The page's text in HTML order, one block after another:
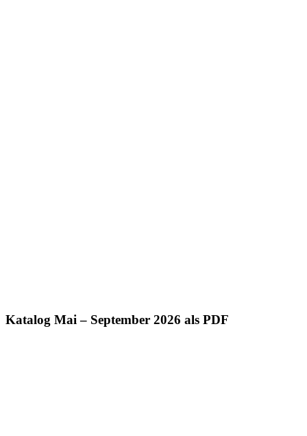
Katalog Mai – September 2026 als PDF